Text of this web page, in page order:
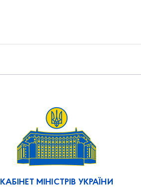
КАБІНЕТ МІНІСТРІВ УКРАЇНИ